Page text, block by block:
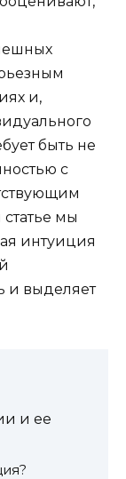
и,
быть не
с
мы
интуиция
и выделяет
и ее